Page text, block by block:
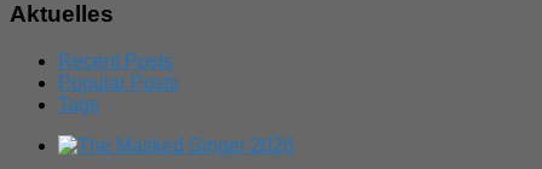
Aktuelles
Recent Posts
Popular Posts
Tags